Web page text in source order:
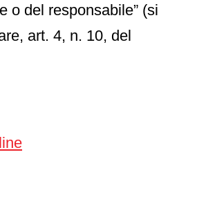
o del responsabile” (si
art. 4, n. 10, del